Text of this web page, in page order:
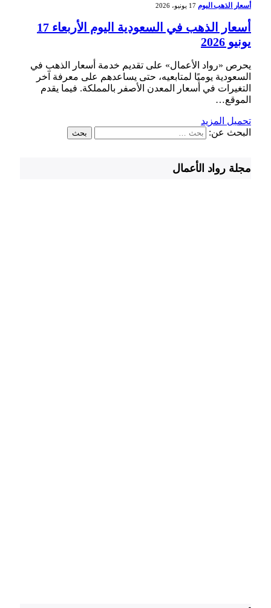
أسعار الذهب اليوم 17 يونيو، 2026
أسعار الذهب في السعودية اليوم الأربعاء 17
يونيو 2026
يحرص «رواد الأعمال» على تقديم خدمة أسعار الذهب في
السعودية يوميًا لمتابعيه، حتى يساعدهم على معرفة آخر
التغيرات في أسعار المعدن الأصفر بالمملكة. فيما يقدم
الموقع…
تحميل المزيد
البحث عن:
مجلة رواد الأعمال